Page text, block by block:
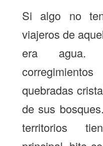
Si algo no
viajeros de
era
quebradas
de sus
territorios